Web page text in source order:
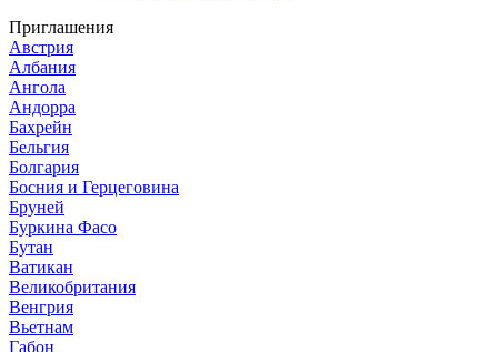
Приглашения
Австрия
Албания
Ангола
Андорра
Бахрейн
Бельгия
Болгария
Босния и Герцеговина
Бруней
Буркина Фасо
Бутан
Ватикан
Великобритания
Венгрия
Вьетнам
Габон